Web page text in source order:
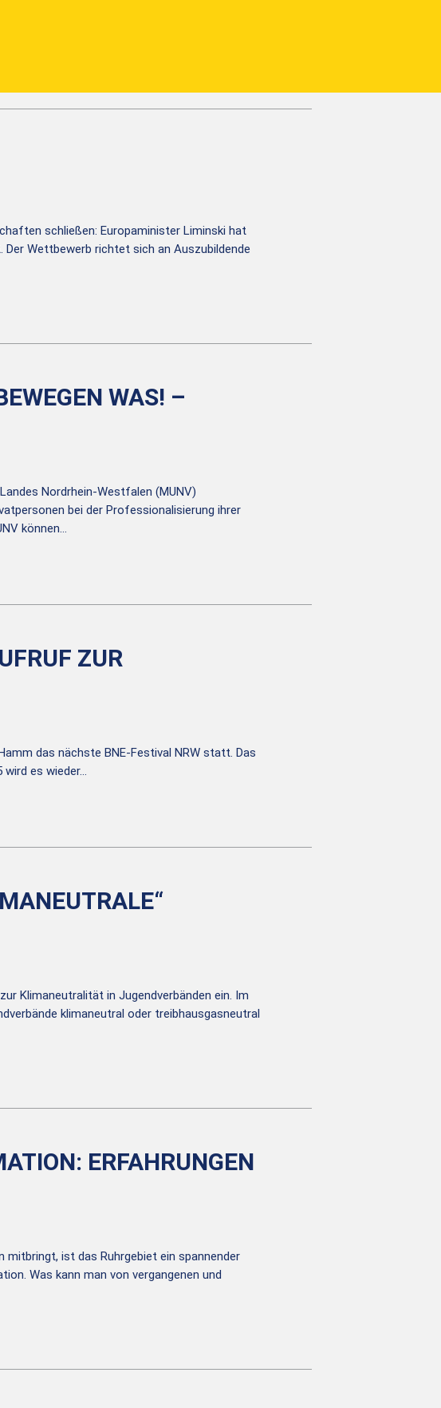
schließen: Europaminister Liminski hat
Der Wettbewerb richtet sich an Auszubildende
WAS! –
Nordrhein-Westfalen (MUNV)
bei der Professionalisierung ihrer
können…
ZUR
das nächste BNE-Festival NRW statt. Das
wird es wieder…
Klimaneutralität in Jugendverbänden ein. Im
klimaneutral oder treibhausgasneutral
ERFAHRUNGEN
ist das Ruhrgebiet ein spannender
Was kann man von vergangenen und